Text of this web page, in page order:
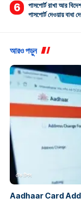
পাসপোর্ট রাখা আর
পাসপোর্ট দেওয়ায় বাধা
আরও পড়ুন
টেক টিপস
Aadhaar Card